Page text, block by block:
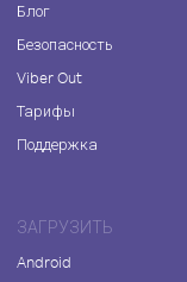
Блог
Безопасность
Viber Out
Тарифы
Поддержка
ЗАГРУЗИТЬ
Android